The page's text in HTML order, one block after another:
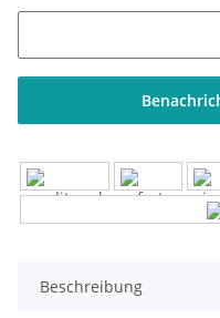
Beschreibung